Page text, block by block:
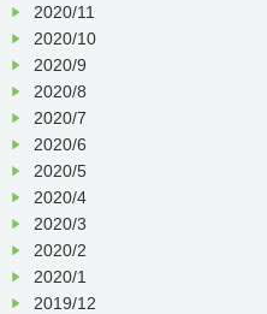
2020/11
2020/10
2020/9
2020/8
2020/7
2020/6
2020/5
2020/4
2020/3
2020/2
2020/1
2019/12